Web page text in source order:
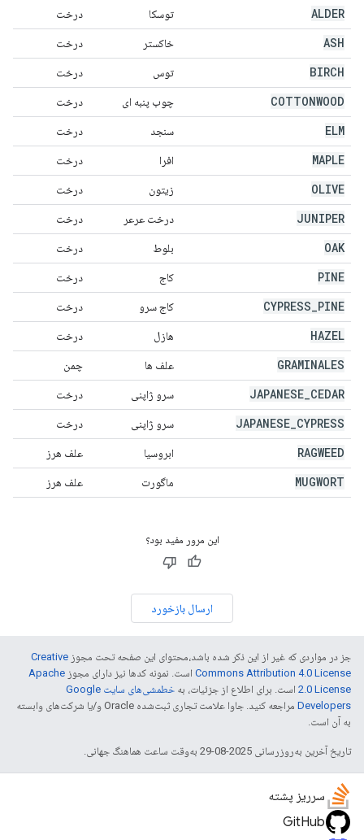
ALDER توسکا درخت
ASH خاکستر درخت
BIRCH توس درخت
COTTONWOOD چوب پنبه ای درخت
ELM سنجد درخت
MAPLE افرا درخت
OLIVE زیتون درخت
JUNIPER درخت عرعر درخت
OAK بلوط درخت
PINE کاج درخت
CYPRESS PINE کاج سرو درخت
HAZEL هازل درخت
GRAMINALES علف ها چمن
JAPANESE CEDAR سرو ژاپنی درخت
JAPANESE CYPRESS سرو ژاپنی درخت
RAGWEED ابروسیا علف هرز
MUGWORT ماگورت علف هرز
این مرور مفید بود؟
ارسال بازخورد
جز در مواردی که غیر از این ذکر شده باشد،‌محتوای این صفحه تحت مجوز Creative
Commons Attribution 4.0 License است. نمونه کدها نیز دارای مجوز Apache
2.0 License است. برای اطلاع از جزئیات، به
خطمشی‌های سایت Google
Developers‏
مراجعه کنید. جاوا علامت تجاری ثبت‌شده Oracle و/یا شرکت‌های وابسته
به آن است.
تاریخ آخرین به‌روزرسانی 2025-08-29 به‌وقت ساعت هماهنگ جهانی.
سرریز پشته
GitHub